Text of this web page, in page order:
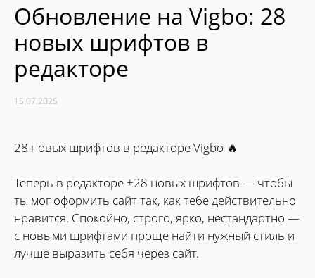
Обновление на Vigbo: 28
новых шрифтов в
редакторе
15.07.2025
28 новых шрифтов в редакторе Vigbo 🔥
Теперь в редакторе +28 новых шрифтов — чтобы
ты мог оформить сайт так, как тебе действительно
нравится. Спокойно, строго, ярко, нестандартно —
с новыми шрифтами проще найти нужный стиль и
лучше выразить себя через сайт.